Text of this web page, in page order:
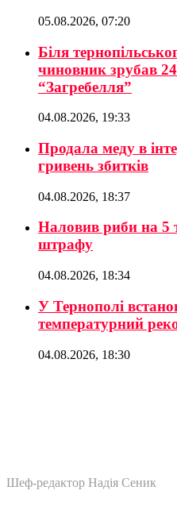
05.08.2026, 07:20
Біля
чиновник зрубав
“Загребелля”
04.08.2026, 19:33
Продала меду в
гривень збитків
04.08.2026, 18:37
Наловив риби на 5
штрафу
04.08.2026, 18:34
У Тернополі
температурний
04.08.2026, 18:30
Шеф-редактор Надія Сеник